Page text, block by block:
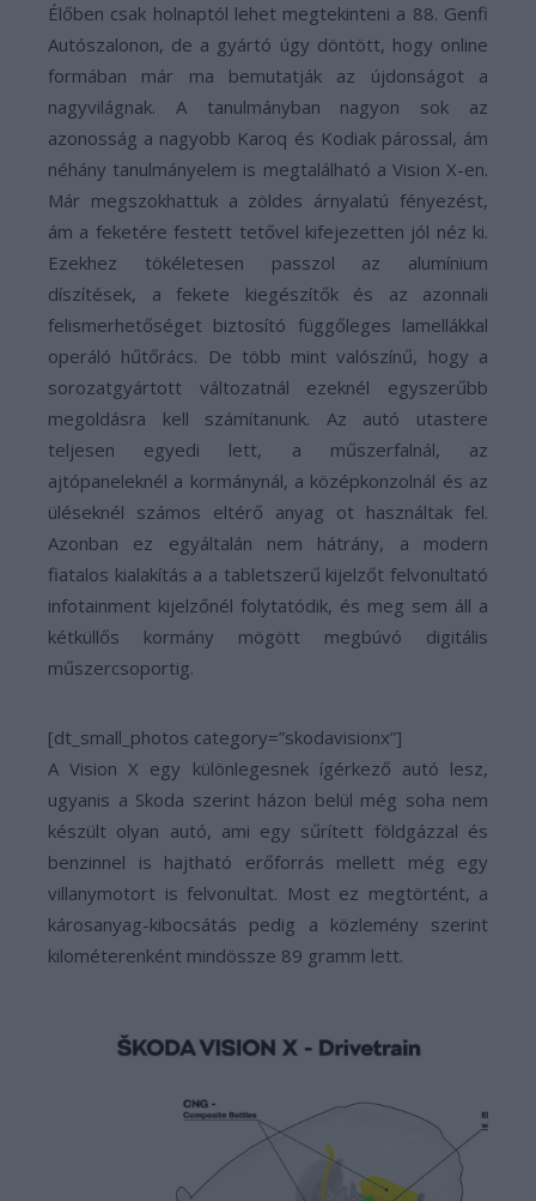
Élőben csak holnaptól lehet megtekinteni a 88. Genfi
Autószalonon, de a gyártó úgy döntött, hogy online
formában már ma bemutatják az újdonságot a
nagyvilágnak. A tanulmányban nagyon sok az
azonosság a nagyobb Karoq és Kodiak párossal, ám
néhány tanulmányelem is megtalálható a Vision X-en.
Már megszokhattuk a zöldes árnyalatú fényezést,
ám a feketére festett tetővel kifejezetten jól néz ki.
Ezekhez tökéletesen passzol az alumínium
díszítések, a fekete kiegészítők és az azonnali
felismerhetőséget biztosító függőleges lamellákkal
operáló hűtőrács. De több mint valószínű, hogy a
sorozatgyártott változatnál ezeknél egyszerűbb
megoldásra kell számítanunk. Az autó utastere
teljesen egyedi lett, a műszerfalnál, az
ajtópaneleknél a kormánynál, a középkonzolnál és az
üléseknél számos eltérő anyag ot használtak fel.
Azonban ez egyáltalán nem hátrány, a modern
fiatalos kialakítás a a tabletszerű kijelzőt felvonultató
infotainment kijelzőnél folytatódik, és meg sem áll a
kétküllős kormány mögött megbúvó digitális
műszercsoportig.
[dt_small_photos category=”skodavisionx”]
A Vision X egy különlegesnek ígérkező autó lesz,
ugyanis a Skoda szerint házon belül még soha nem
készült olyan autó, ami egy sűrített földgázzal és
benzinnel is hajtható erőforrás mellett még egy
villanymotort is felvonultat. Most ez megtörtént, a
károsanyag-kibocsátás pedig a közlemény szerint
kilométerenként mindössze 89 gramm lett.